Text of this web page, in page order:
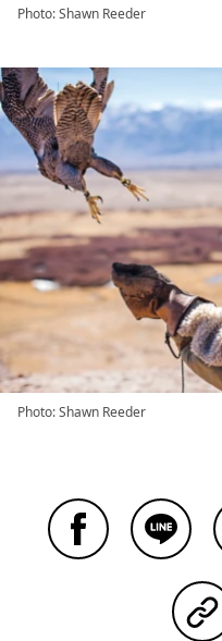
Photo: Shawn Reeder
Photo: Shawn Reeder